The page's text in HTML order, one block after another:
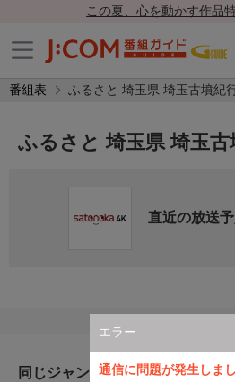
この夏、心を動かす作品
番組表 ふるさと 埼玉県 埼玉古墳紀
エラー
通信に問題が発生しま
ふるさと 埼玉県 埼玉古
直近の放送
同じジャンルのおすすめ番組